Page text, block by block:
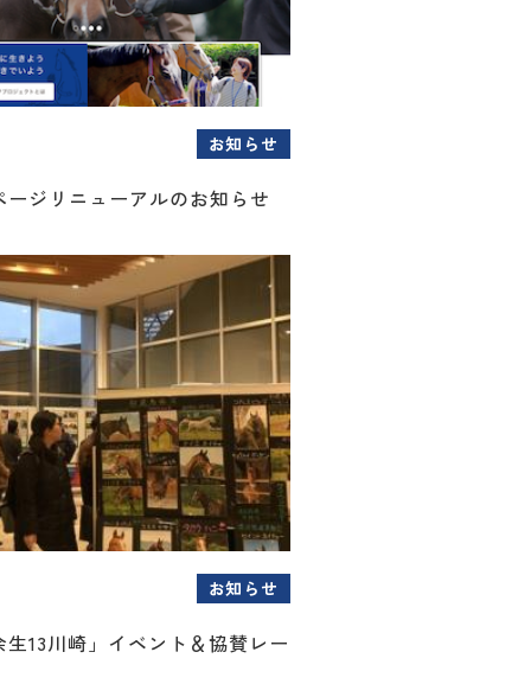
お知らせ
ージリニューアルのお知らせ
お知らせ
13川崎」イベント＆協賛レー